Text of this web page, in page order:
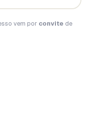
vem por convite de